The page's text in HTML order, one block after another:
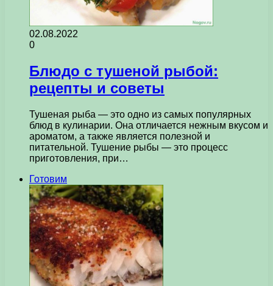
02.08.2022
0
Блюдо с тушеной рыбой:
рецепты и советы
Тушеная рыба — это одно из самых популярных
блюд в кулинарии. Она отличается нежным вкусом и
ароматом, а также является полезной и
питательной. Тушение рыбы — это процесс
приготовления, при…
Готовим